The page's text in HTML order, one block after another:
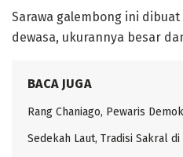
Sarawa galembong ini
dewasa, ukurannya besar
BACA JUGA
Rang Chaniago, Pewaris
Sedekah Laut, Tradisi Sakral di